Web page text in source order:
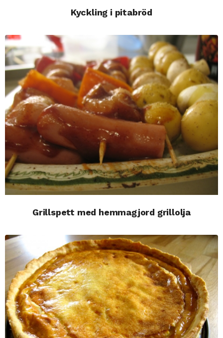
Kyckling i pitabröd
Grillspett med hemmagjord grillolja